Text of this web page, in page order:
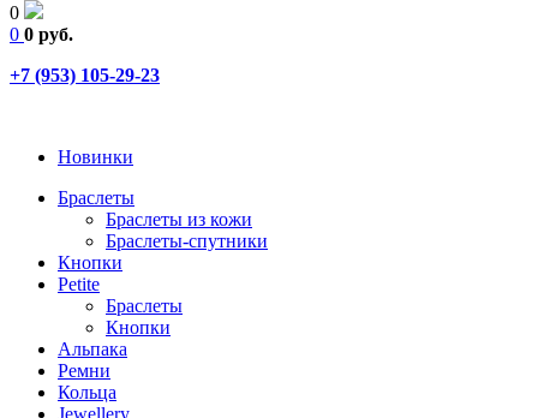
0
0 0 руб.
+7 (953) 105-29-23
Новинки
Браслеты
Браслеты из кожи
Браслеты-спутники
Кнопки
Petite
Браслеты
Кнопки
Альпака
Ремни
Кольца
Jewellery